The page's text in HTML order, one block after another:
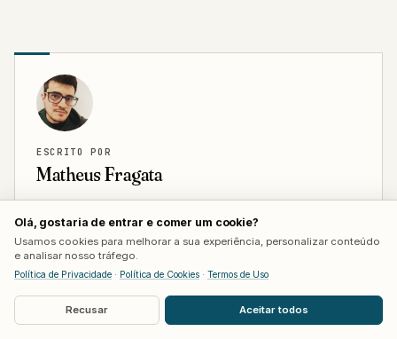
ESCRITO POR
Matheus Fragata
Editor-geral do Bastidores, formado em Cinema.
Apaixonado por histórias que transformam. Contato:
matheus@nosbastidores.com.br
VER TODOS OS POSTS →
Olá, gostaria de entrar e comer um cookie?
Usamos cookies para melhorar a sua experiência, personalizar conteúdo
e analisar nosso tráfego.
Política de Privacidade · Política de Cookies · Termos de Uso
Recusar Aceitar todos